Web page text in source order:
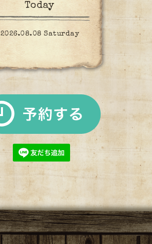
Today
2026.08.08 Saturday